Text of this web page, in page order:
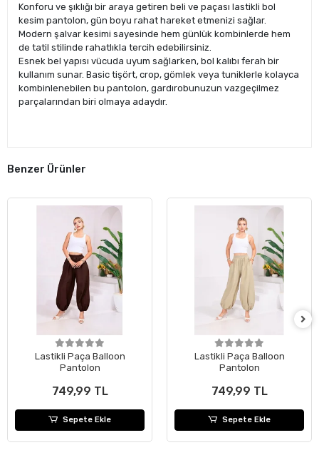
Konforu ve şıklığı bir araya getiren beli ve paçası lastikli bol
kesim pantolon, gün boyu rahat hareket etmenizi sağlar.
Modern şalvar kesimi sayesinde hem günlük kombinlerde hem
de tatil stilinde rahatlıkla tercih edebilirsiniz.
Esnek bel yapısı vücuda uyum sağlarken, bol kalıbı ferah bir
kullanım sunar. Basic tişört, crop, gömlek veya tuniklerle kolayca
kombinlenebilen bu pantolon, gardırobunuzun vazgeçilmez
parçalarından biri olmaya adaydır.
Benzer Ürünler
Lastikli Paça Balloon
Pantolon
749,99 TL
Sepete Ekle
Lastikli Paça Balloon
Pantolon
749,99 TL
Sepete Ekle